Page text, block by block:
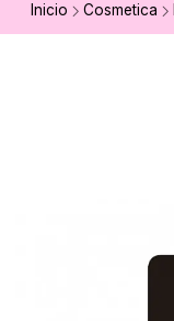
Inicio Cosmetica